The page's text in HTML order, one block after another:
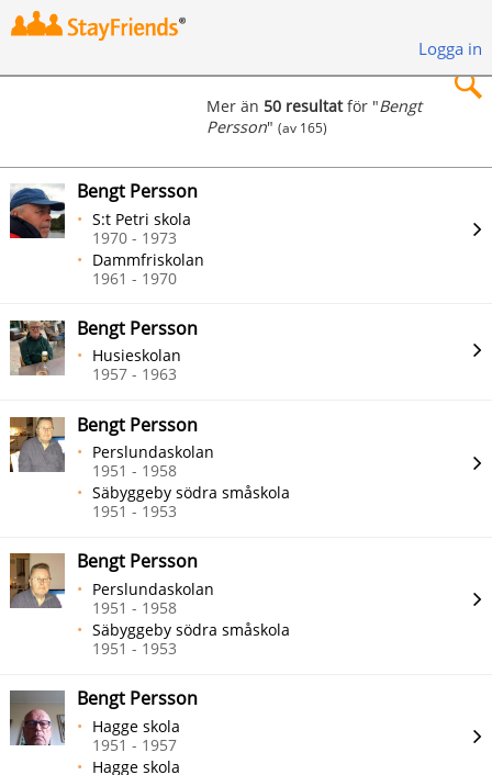
Logga in
Sök
Mer än 50 resultatför "Bengt
Persson"(av 165)
Bengt Persson
S:t Petri skola
1970 - 1973
Dammfriskolan
1961 - 1970
Bengt Persson
Husieskolan
1957 - 1963
Bengt Persson
Perslundaskolan
1951 - 1958
Säbyggeby södra småskola
1951 - 1953
Bengt Persson
Perslundaskolan
1951 - 1958
Säbyggeby södra småskola
1951 - 1953
Bengt Persson
Hagge skola
1951 - 1957
Hagge skola